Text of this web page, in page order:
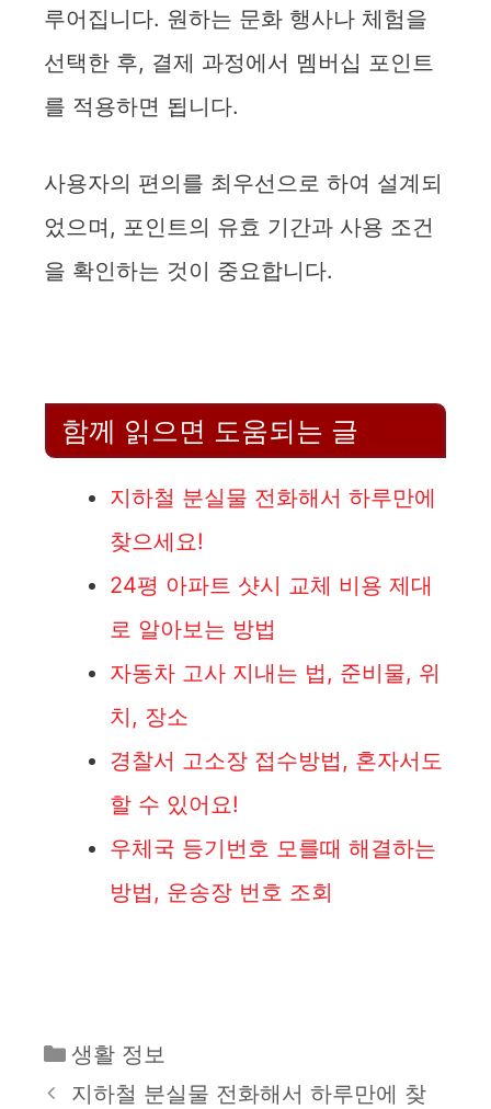
d
e
루어집니다. 원하는 문화 행사나 체험을
선택한 후, 결제 과정에서 멤버십 포인트
를 적용하면 됩니다.
사용자의 편의를 최우선으로 하여 설계되
었으며, 포인트의 유효 기간과 사용 조건
을 확인하는 것이 중요합니다.
함께 읽으면 도움되는 글
지하철 분실물 전화해서 하루만에
찾으세요!
24평 아파트 샷시 교체 비용 제대
로 알아보는 방법
자동차 고사 지내는 법, 준비물, 위
치, 장소
경찰서 고소장 접수방법, 혼자서도
할 수 있어요!
우체국 등기번호 모를때 해결하는
방법, 운송장 번호 조회
카
테
생활 정보
지하철 분실물 전화해서 하루만에 찾